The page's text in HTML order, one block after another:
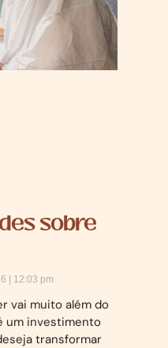
sobre
12:03 pm
vai muito além do
um investimento
transformar